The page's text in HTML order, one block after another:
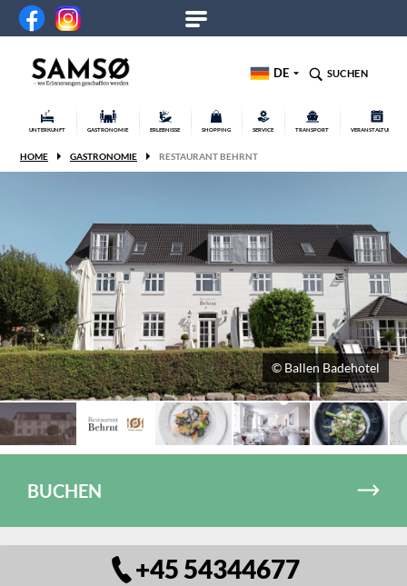
DE SUCHEN
UNTERKUNFT GASTRONOMIE ERLEBNISSE SHOPPING SERVICE TRANSPORT VERANSTALTUNGEN
HOME GASTRONOMIE RESTAURANT BEHRNT
© Ballen Badehotel
BUCHEN
+45 54344677